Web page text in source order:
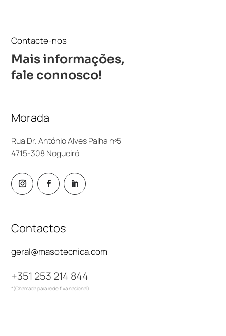
Contacte-nos
Mais informações,
fale connosco!
Morada
Rua Dr. António Alves Palha nº5
4715-308 Nogueiró
Contactos
geral@masotecnica.com
+351 253 214 844
*(Chamada para rede fixa nacional)